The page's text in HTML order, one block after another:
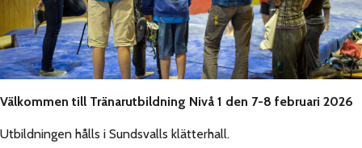
Välkommen till Tränarutbildning Nivå 1 den 7-8 februari 2026
Utbildningen hålls i Sundsvalls klätterhall.